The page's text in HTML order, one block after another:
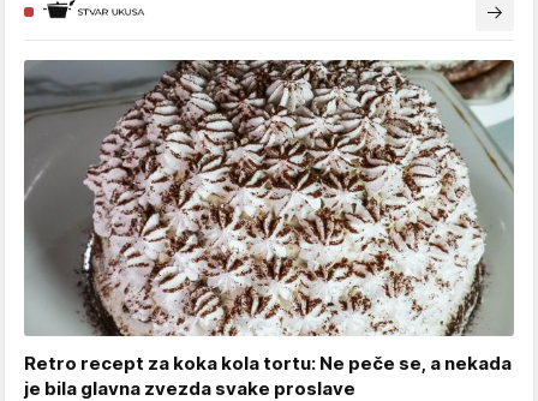
Retro recept za koka kola tortu: Ne peče se, a nekada
je bila glavna zvezda svake proslave